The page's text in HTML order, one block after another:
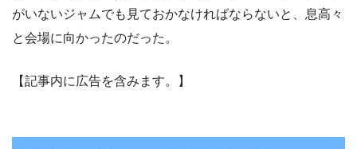
がいないジャムでも見ておかなければならないと、息高々
と会場に向かったのだった。
【記事内に広告を含みます。】